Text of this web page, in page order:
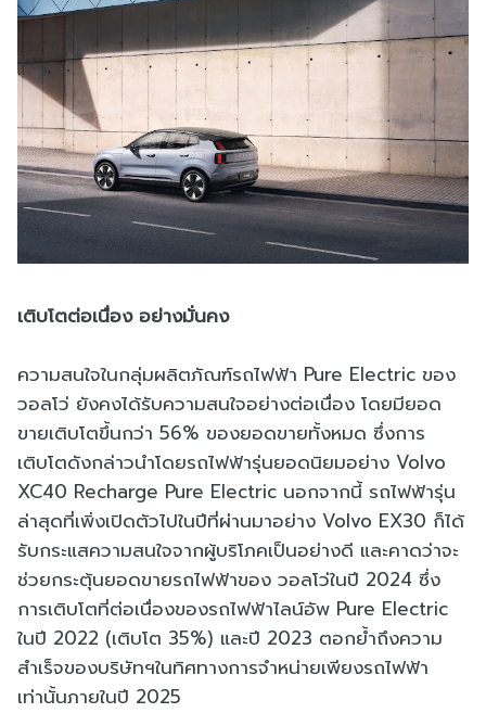
เติบโตต่อเนื่อง อย่างมั่นคง
ความสนใจในกลุ่มผลิตภัณฑ์รถไฟฟ้า Pure Electric ของ
วอลโว่ ยังคงได้รับความสนใจอย่างต่อเนื่อง โดยมียอด
ขายเติบโตขึ้นกว่า 56% ของยอดขายทั้งหมด ซึ่งการ
เติบโตดังกล่าวนำโดยรถไฟฟ้ารุ่นยอดนิยมอย่าง Volvo
XC40 Recharge Pure Electric นอกจากนี้ รถไฟฟ้ารุ่น
ล่าสุดที่เพิ่งเปิดตัวไปในปีที่ผ่านมาอย่าง Volvo EX30 ก็ได้
รับกระแสความสนใจจากผู้บริโภคเป็นอย่างดี และคาดว่าจะ
ช่วยกระตุ้นยอดขายรถไฟฟ้าของ วอลโว่ในปี 2024 ซึ่ง
การเติบโตที่ต่อเนื่องของรถไฟฟ้าไลน์อัพ Pure Electric
ในปี 2022 (เติบโต 35%) และปี 2023 ตอกย้ำถึงความ
สำเร็จของบริษัทฯในทิศทางการจำหน่ายเพียงรถไฟฟ้า
เท่านั้นภายในปี 2025